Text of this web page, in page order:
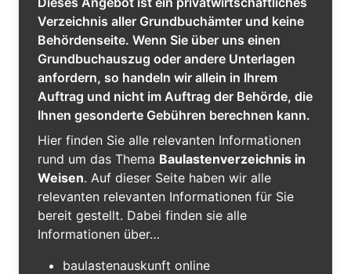
Verzeichnis aller Grundbuchämter und keine
Behördenseite. Wenn Sie über uns einen
Grundbuchauszug oder andere Unterlagen
anfordern, so handeln wir allein in Ihrem
Auftrag und nicht im Auftrag der Behörde, die
Ihnen gesonderte Gebühren berechnen kann.
Hier finden Sie alle relevanten Informationen
rund um das Thema Baulastenverzeichnis in
Weisen. Auf dieser Seite haben wir alle
relevanten relevanten Informationen für Sie
bereit gestellt. Dabei finden sie alle
Informationen über…
baulastenauskunft online